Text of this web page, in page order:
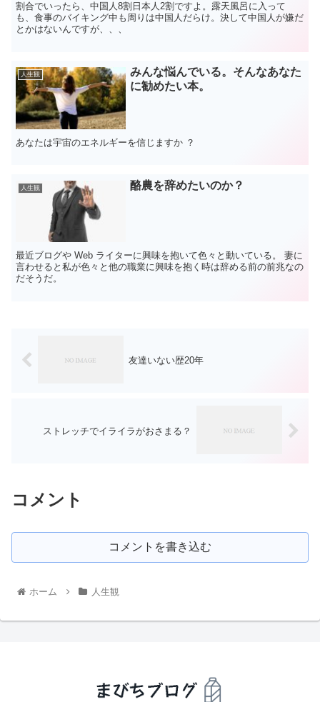
割合でいったら、中国人8割日本人2割ですよ。露天風呂に入って
も、食事のバイキング中も周りは中国人だらけ。決して中国人が嫌だ
とかはないんですが、、、
人生観
みんな悩んでいる。そんなあなた
に勧めたい本。
あなたは宇宙のエネルギーを信じますか ？
人生観 酪農を辞めたいのか？
最近ブログや Web ライターに興味を抱いて色々と動いている。 妻に
言わせると私が色々と他の職業に興味を抱く時は辞める前の前兆なの
だそうだ。
友達いない歴20年
ストレッチでイライラがおさまる？
コメント
コメントを書き込む
ホーム 人生観